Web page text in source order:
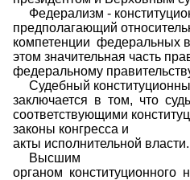
Федерализм -
предполагающий
компетенции федеральных
этом значительная часть
федеральному
Судебный
заключается в том, что
соответствующими
законы конгресса и
акты исполнительной власти.
Высшим
органом конституционного